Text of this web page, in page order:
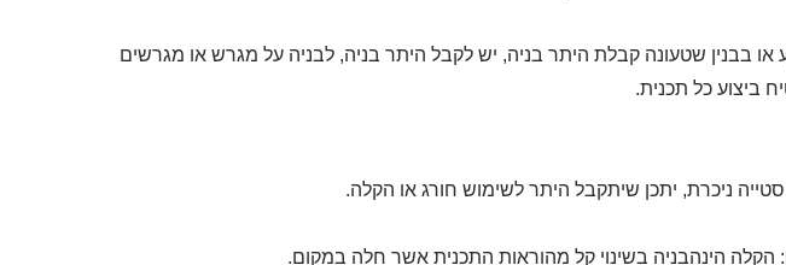
בבנין שטעונה קבלת היתר בניה, יש לקבל היתר בניה, לבניה על מגרש או מגרשים
ביצוע כל תכנית.
ניכרת, יתכן שיתקבל היתר לשימוש חורג או הקלה.
הינהבניה בשינוי קל מהוראות התכנית אשר חלה במקום.